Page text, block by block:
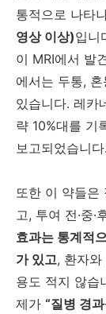
통적으로 나타
영상 이상)입니
이 MRI에서 발
에서는 두통,
있습니다. 레카
략 10%대를 기
보고되었습니다.
또한 이 약들은
고, 투여 전·중
효과는 통계적
가 있고, 환자와
용도 적지 않습
제가 “질병 경